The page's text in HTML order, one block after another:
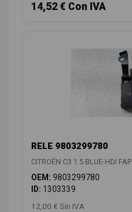
14,52 € Con IVA
RELE 9803299780
CITROËN C3 1.5 BLUE-HDI FAP
OEM: 9803299780
ID: 1303339
12,00 € Sin IVA